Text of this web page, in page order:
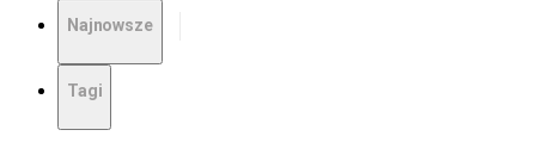
Najnowsze
Tagi